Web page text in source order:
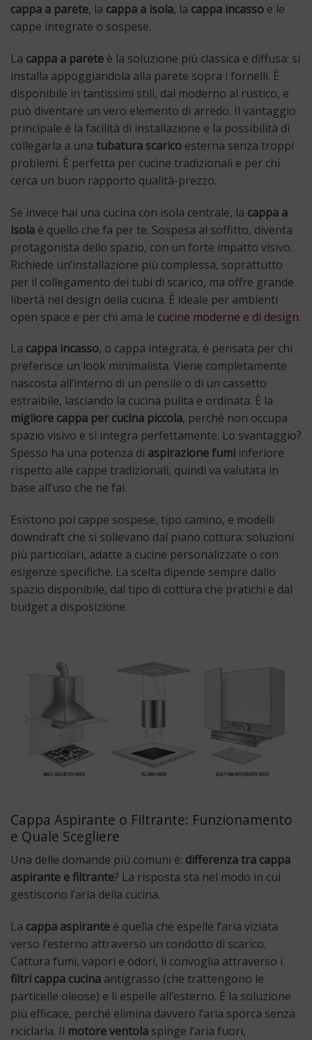
cappa a parete, la cappa a isola, la cappa incasso e le
cappe integrate o sospese.
La cappa a parete è la soluzione più classica e diffusa: si
installa appoggiandola alla parete sopra i fornelli. È
disponibile in tantissimi stili, dal moderno al rustico, e
può diventare un vero elemento di arredo. Il vantaggio
principale è la facilità di installazione e la possibilità di
collegarla a una tubatura scarico esterna senza troppi
problemi. È perfetta per cucine tradizionali e per chi
cerca un buon rapporto qualità-prezzo.
Se invece hai una cucina con isola centrale, la cappa a
isola è quello che fa per te. Sospesa al soffitto, diventa
protagonista dello spazio, con un forte impatto visivo.
Richiede un’installazione più complessa, soprattutto
per il collegamento dei tubi di scarico, ma offre grande
libertà nel design della cucina. È ideale per ambienti
open space e per chi ama le cucine moderne e di design.
La cappa incasso, o cappa integrata, è pensata per chi
preferisce un look minimalista. Viene completamente
nascosta all’interno di un pensile o di un cassetto
estraibile, lasciando la cucina pulita e ordinata. È la
migliore cappa per cucina piccola, perché non occupa
spazio visivo e si integra perfettamente. Lo svantaggio?
Spesso ha una potenza di aspirazione fumi inferiore
rispetto alle cappe tradizionali, quindi va valutata in
base all’uso che ne fai.
Esistono poi cappe sospese, tipo camino, e modelli
downdraft che si sollevano dal piano cottura: soluzioni
più particolari, adatte a cucine personalizzate o con
esigenze specifiche. La scelta dipende sempre dallo
spazio disponibile, dal tipo di cottura che pratichi e dal
budget a disposizione.
Cappa Aspirante o Filtrante: Funzionamento
e Quale Scegliere
Una delle domande più comuni è: differenza tra cappa
aspirante e filtrante? La risposta sta nel modo in cui
gestiscono l’aria della cucina.
La cappa aspirante è quella che espelle l’aria viziata
verso l’esterno attraverso un condotto di scarico.
Cattura fumi, vapori e odori, li convoglia attraverso i
filtri cappa cucina antigrasso (che trattengono le
particelle oleose) e li espelle all’esterno. È la soluzione
più efficace, perché elimina davvero l’aria sporca senza
riciclarla. Il motore ventola spinge l’aria fuori,